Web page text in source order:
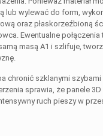
lub wylewać do form,
oraz płaskorzeźbioną
Ewentualne połączenia
masą A1 i szlifuje,
chronić szklanymi
sprawia, że panele
ruch pieszy w